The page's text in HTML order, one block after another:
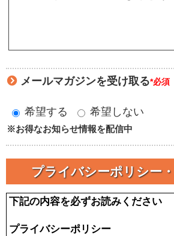
メールマガジンを受け取る*必須
希望する 希望しない
※お得なお知らせ情報を配信中
プライバシーポリシー
下記の内容を必ずお読みください
プライバシーポリシー